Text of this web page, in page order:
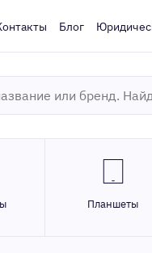
Блог
Планшеты